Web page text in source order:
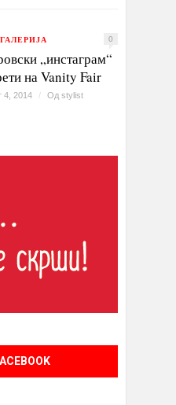
0
„инстаграм“
на Vanity Fair
4, 2014 / Од stylist